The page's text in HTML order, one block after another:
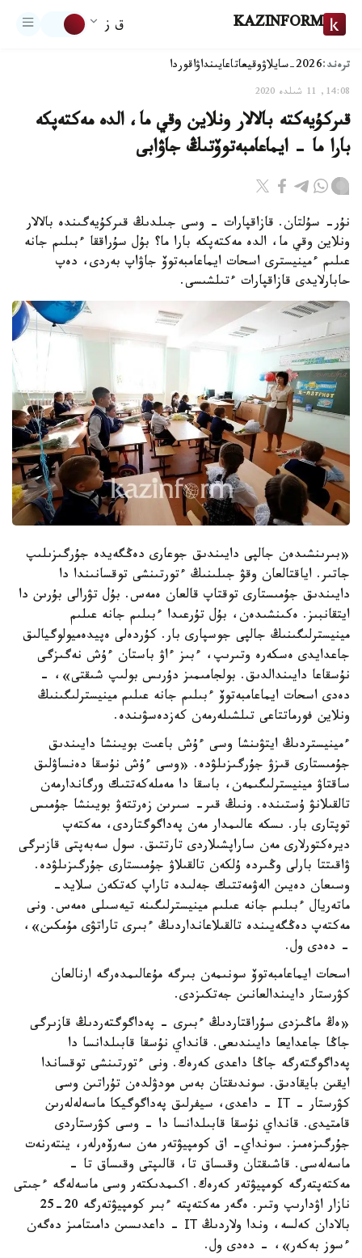
KAZINFORM ق ز
ترەند:2026-سايلاۋ وقيعاتاعايىنداۋاقوردا
14:08, 11 شىلدە 2020
قىركۇيەكتە بالالار ونلاين وقي ما، الدە مەكتەپكە
بارا ما - ايماعامبەتوۆتىڭ جاۋابى
نۇر- سۇلتان. قازاقپارات - وسى جىلدىڭ قىركۇيەگىندە بالالار
ونلاين وقي ما، الدە مەكتەپكە بارا ما؟ بۇل سۇراققا ءبىلىم جانە
عىلىم ءمينيسترى اسحات ايماعامبەتوۆ جاۋاپ بەردى، دەپ
حابارلايدى قازاقپارات ءتىلشىسى.
«بىرىنشىدەن جالپى دايىندىق جوعارى دەڭگەيدە جۇرگىزىلىپ
جاتىر. اياقتالعان وقۋ جىلىنىڭ ءتورتىنشى توقسانىندا دا
دايىندىق جۇمىستارى توقتاپ قالعان ەمەس. بۇل تۋرالى بۇرىن دا
ايتقانبىز. ەكىنشىدەن، بۇل تۇرعىدا ءبىلىم جانە عىلىم
مينيسترلىگىنىڭ جالپى جوسپارى بار. كۇردەلى ەپيدەميولوگيالىق
جاعدايدى ەسكەرە وتىرىپ، ءبىز ءاۋ باستان ءۇش نەگىزگى
نۇسقاعا دايىندالدىق. بولجامىمىز دۇرىس بولىپ شىقتى»، -
دەدى اسحات ايماعامبەتوۆ ءبىلىم جانە عىلىم مينيسترلىگىنىڭ
ونلاين فورماتتاعى تىلشىلەرمەن كەزدەسۋىندە.
ءمينيستردىڭ ايتۋىنشا وسى ءۇش باعىت بويىنشا دايىندىق
جۇمىستارى قىزۋ جۇرگىزىلۋدە. «وسى ءۇش نۇسقا دەنساۋلىق
ساقتاۋ مينيسترلىگىمەن، باسقا دا مەملەكەتتىك ورگاندارمەن
تالقىلانۋ ۇستىندە. ونىڭ قىر- سىرىن زەرتتەۋ بويىنشا جۇمىس
توپتارى بار. ىسكە عالىمدار مەن پەداگوگتاردى، مەكتەپ
ديرەكتورلارى مەن ساراپشىلاردى تارتتىق. سول سەبەپتى قازىرگى
ۋاقىتتا بارلى وڭىردە ۇلكەن تالقىلاۋ جۇمىستارى جۇرگىزىلۋدە.
وسىعان دەيىن الەۋمەتتىك جەلىدە تاراپ كەتكەن سلايد-
ماتەريال ءبىلىم جانە عىلىم مينيسترلىگىنە تيەسىلى ەمەس. ونى
مەكتەپ دەڭگەيىندە تالقىلاعانداردىڭ ءبىرى تاراتۋى مۇمكىن»،
- دەدى ول.
اسحات ايماعامبەتوۆ سونىمەن بىرگە مۇعالىمدەرگە ارنالعان
كۋرستار دايىندالعانىن جەتكىزدى.
«ەڭ ماڭىزدى سۇراقتاردىڭ ءبىرى - پەداگوگتەردىڭ قازىرگى
جاڭا جاعدايعا دايىندىعى. قانداي نۇسقا قابىلدانسا دا
پەداگوگتەرگە جاڭا داعدى كەرەك. ونى ءتورتىنشى توقساندا
ايقىن بايقادىق. سوندىقتان بەس مودۋلدەن تۇراتىن وسى
كۋرستار - ІТ - داعدى، سيفرلىق پەداگوگيكا ماسەلەلەرىن
قامتيدى. قانداي نۇسقا قابىلدانسا دا - وسى كۋرستاردى
جۇرگىزەمىز. سونداي- اق كومپيۋتەر مەن سەرۆەرلەر، ينتەرنەت
ماسەلەسى. قاشىقتان وقىساق تا، قالىپتى وقىساق تا -
مەكتەپتەرگە كومپيۋتەر كەرەك. اكىمدىكتەر وسى ماسەلەگە ءجىتى
نازار اۋدارىپ وتىر. ەگەر مەكتەپتە ءبىر كومپيۋتەرگە 20-25
بالادان كەلسە، وندا ولاردىڭ ІТ - داعدىسىن دامىتامىز دەگەن
ءسوز بەكەر»، - دەدى ول.